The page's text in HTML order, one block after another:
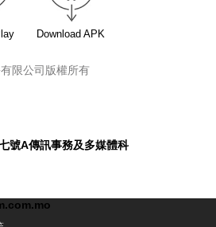
Download APK
限公司版權所有
號A傳訊事務及多媒體科